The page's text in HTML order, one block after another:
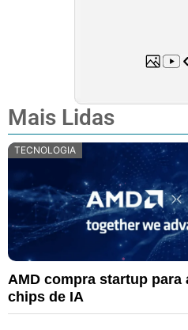
Mais Lidas
TECNOLOGIA
AMD compra startup para
chips de IA